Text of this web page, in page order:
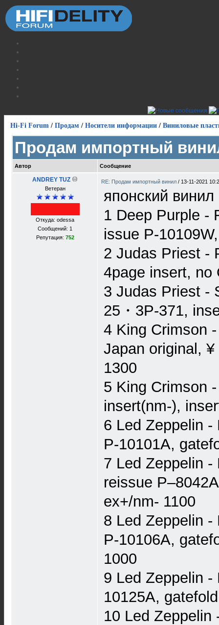
Hi-Fi Forum / Продам / Носители информации / Виниловые
Продам импортный
Автор Сообщение
ANDREY TUZ
Ветеран
Откуда: odessa
Сообщений: 1
Репутация: 752
RE: Продам импортный винил / 13-11-2021
японский винил
1 Deep Purple -
issue P-
2 Judas Priest -
4page insert, no
3 Judas Priest -
25・3P-371,
4 King Crimson
Japan original,
1300
5 King Crimson
insert(nm-),
6 Led Zeppelin -
P-10101A,
7 Led Zeppelin -
reissue
ex+/nm- 1100
8 Led Zeppelin -
P-10106A,
1000
9 Led Zeppelin -
10125A,
10 Led Zeppelin